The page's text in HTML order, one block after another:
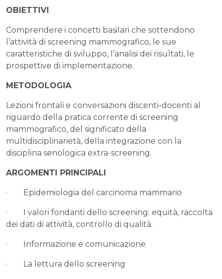
OBIETTIVI
Comprendere i concetti basilari che sottendono
l’attività di screening mammografico, le sue
caratteristiche di sviluppo, l’analisi dei risultati, le
prospettive di implementazione.
METODOLOGIA
Lezioni frontali e conversazioni discenti-docenti al
riguardo della pratica corrente di screening
mammografico, del significato della
multidisciplinarietà, della integrazione con la
disciplina senologica extra-screening.
ARGOMENTI PRINCIPALI
· Epidemiologia del carcinoma mammario
· I valori fondanti dello screening: equità, raccolta
dei dati di attività, controllo di qualità.
· Informazione e comunicazione
· La lettura dello screening